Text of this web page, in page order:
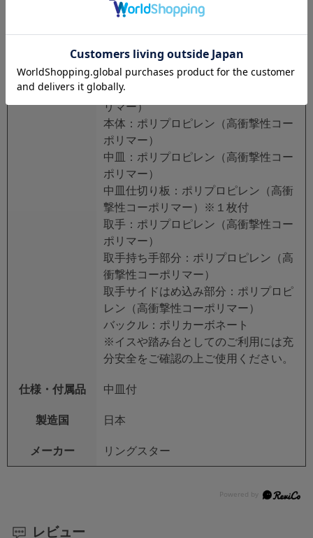
外寸：538×359×347mm
3.5kg
材質
蓋：ポリプロピレン（高衝撃性コーポ
リマー）
本体：ポリプロピレン（高衝撃性コー
ポリマー）
中皿：ポリプロピレン（高衝撃性コー
ポリマー）
中皿仕切り板：ポリプロピレン（高衝
撃性コーポリマー）※１枚付
取手：ポリプロピレン（高衝撃性コー
ポリマー）
取手持ち手部分：ポリプロピレン（高
衝撃性コーポリマー）
取手サイドはめ込み部分：ポリプロピ
レン（高衝撃性コーポリマー）
バックル：ポリカーボネート
※イスや踏み台としてのご利用には充
分安全をご確認の上ご使用ください。
仕様・付属品 中皿付
製造国 日本
メーカー リングスター
レビュー